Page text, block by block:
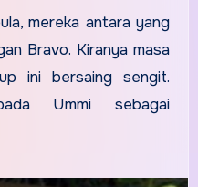
mereka antara yang
Bravo. Kiranya masa
ini bersaing sengit.
Ummi sebagai